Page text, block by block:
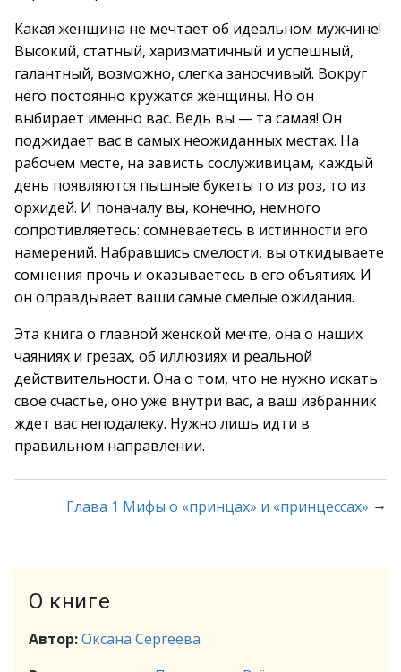
Какая женщина не мечтает об идеальном мужчине!
Высокий, статный, харизматичный и успешный,
галантный, возможно, слегка заносчивый. Вокруг
него постоянно кружатся женщины. Но он
выбирает именно вас. Ведь вы — та самая! Он
поджидает вас в самых неожиданных местах. На
рабочем месте, на зависть сослуживицам, каждый
день появляются пышные букеты то из роз, то из
орхидей. И поначалу вы, конечно, немного
сопротивляетесь: сомневаетесь в истинности его
намерений. Набравшись смелости, вы откидываете
сомнения прочь и оказываетесь в его объятиях. И
он оправдывает ваши самые смелые ожидания.
Эта книга о главной женской мечте, она о наших
чаяниях и грезах, об иллюзиях и реальной
действительности. Она о том, что не нужно искать
свое счастье, оно уже внутри вас, а ваш избранник
ждет вас неподалеку. Нужно лишь идти в
правильном направлении.
Глава 1 Мифы о «принцах» и «принцессах» →
О книге
Автор:Оксана Сергеева